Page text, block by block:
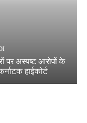
पर अस्पष्ट आरोपों के
हाईकोर्ट